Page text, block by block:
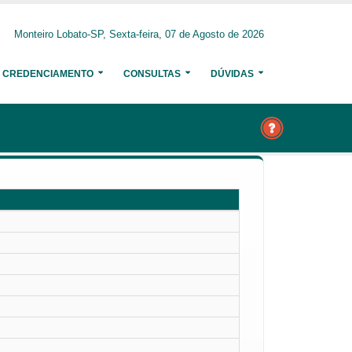
Monteiro Lobato-SP, Sexta-feira, 07 de Agosto de 2026
CREDENCIAMENTO CONSULTAS DÚVIDAS